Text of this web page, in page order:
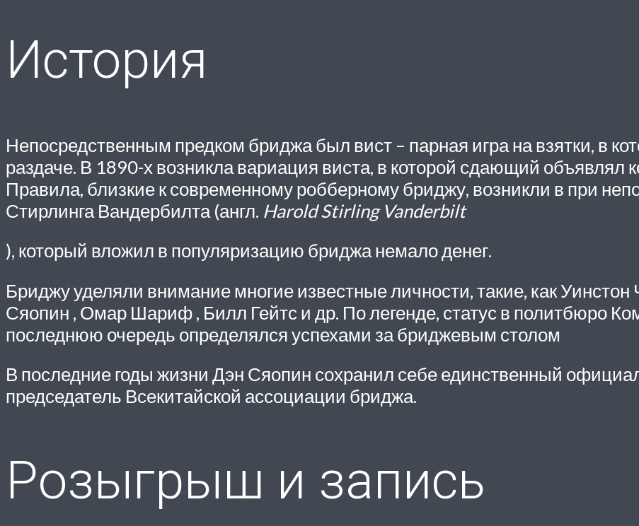
История
Непосредственным предком бриджа был вист – парная игра на взятки, в
раздаче. В 1890-х возникла вариация виста, в которой сдающий объявлял
Правила, близкие к современному робберному бриджу, возникли в при
Стирлинга Вандербилта (англ. Harold Stirling Vanderbilt
), который вложил в популяризацию бриджа немало денег.
Бриджу уделяли внимание многие известные личности, такие, как Уинстон
Сяопин , Омар Шариф , Билл Гейтс и др. По легенде, статус в политбюро
последнюю очередь определялся успехами за бриджевым столом
В последние годы жизни Дэн Сяопин сохранил себе единственный
председатель Всекитайской ассоциации бриджа.
Розыгрыш и запись